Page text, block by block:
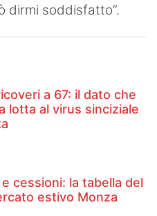
dirmi soddisfatto”.
a 67: il dato che
lotta al virus sinciziale
cessioni: la tabella del
estivo Monza